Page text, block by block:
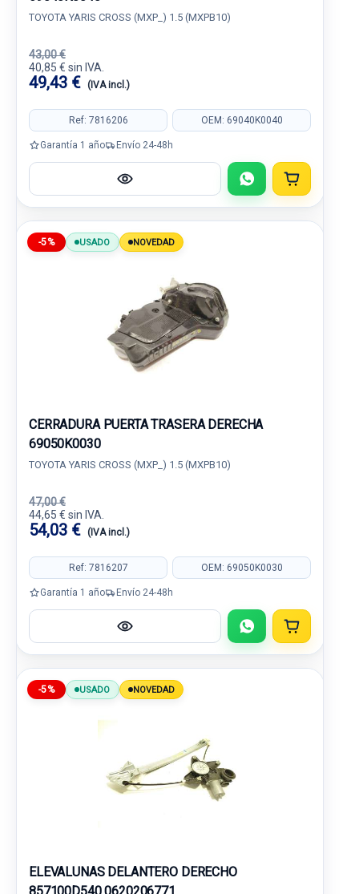
TOYOTA YARIS CROSS (MXP_) 1.5 (MXPB10)
43,00 €
40,85 € sin IVA.
49,43 € (IVA incl.)
Ref: 7816206 OEM: 69040K0040
Garantía 1 año Envío 24-48h
-5% USADO NOVEDAD
CERRADURA PUERTA TRASERA DERECHA
69050K0030
TOYOTA YARIS CROSS (MXP_) 1.5 (MXPB10)
47,00 €
44,65 € sin IVA.
54,03 € (IVA incl.)
Ref: 7816207 OEM: 69050K0030
Garantía 1 año Envío 24-48h
-5% USADO NOVEDAD
ELEVALUNAS DELANTERO DERECHO